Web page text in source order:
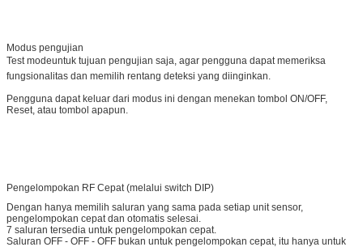
Modus pengujian
Test modeuntuk tujuan pengujian saja, agar pengguna dapat memeriksa
fungsionalitas dan memilih rentang deteksi yang diinginkan.
Pengguna dapat keluar dari modus ini dengan menekan tombol ON/OFF,
Reset, atau tombol apapun.
Pengelompokan RF Cepat (melalui switch DIP)
Dengan hanya memilih saluran yang sama pada setiap unit sensor,
pengelompokan cepat dan otomatis selesai.
7 saluran tersedia untuk pengelompokan cepat.
Saluran OFF - OFF - OFF bukan untuk pengelompokan cepat, itu hanya untuk